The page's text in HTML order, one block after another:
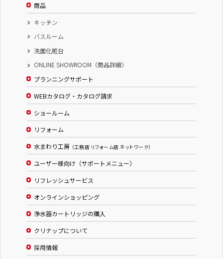
商品
キッチン
バスルーム
洗面化粧台
ONLINE SHOWROOM（商品詳細）
プランニングサポート
WEBカタログ・カタログ請求
ショールーム
リフォーム
水まわり工房 （工務店 リフォーム店 ネットワーク）
ユーザー様向け（サポートメニュー）
リフレッシュサービス
オンラインショッピング
浄水器カートリッジの購入
クリナップについて
採用情報